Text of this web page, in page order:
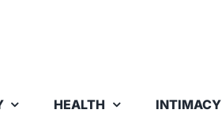
HEALTH INTIMACY